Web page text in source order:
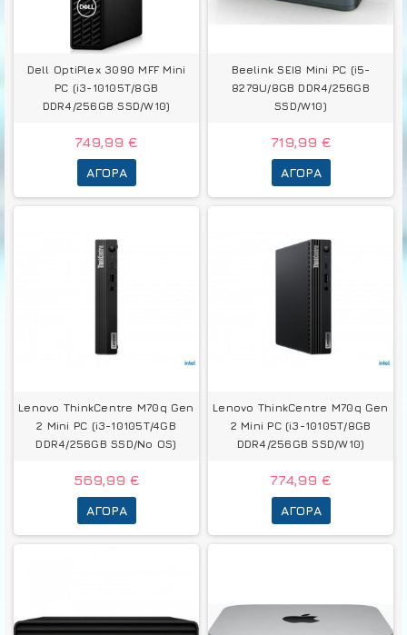
Dell OptiPlex 3090 MFF Mini
PC (i3-10105T/8GB
DDR4/256GB SSD/W10)
749,99 €
ΑΓΟΡΆ
Beelink SEI8 Mini PC (i5-
8279U/8GB DDR4/256GB
SSD/W10)
719,99 €
ΑΓΟΡΆ
Lenovo ThinkCentre M70q Gen
2 Mini PC (i3-10105T/4GB
DDR4/256GB SSD/No OS)
569,99 €
ΑΓΟΡΆ
Lenovo ThinkCentre M70q Gen
2 Mini PC (i3-10105T/8GB
DDR4/256GB SSD/W10)
774,99 €
ΑΓΟΡΆ